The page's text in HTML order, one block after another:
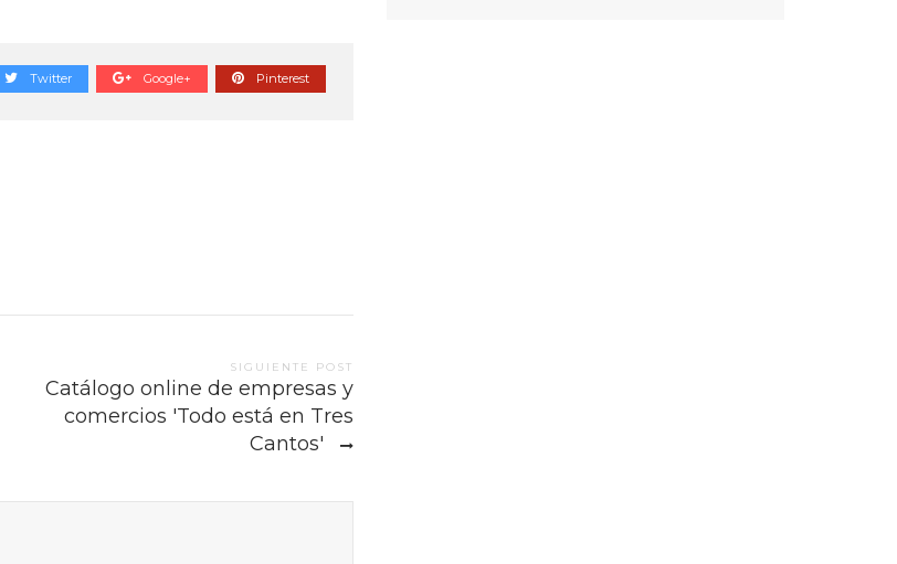
Twitter Google+ Pinterest
SIGUIENTE POST
Catálogo online de empresas y
comercios 'Todo está en Tres
Cantos'